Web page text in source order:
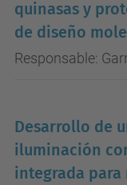
quinasas y
de diseño
Responsable:
Desarrollo de
iluminación
integrada